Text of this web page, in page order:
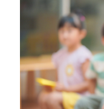
RemoteLOCK
RemoteLOCK
RemoteLOCK
レンタルスペー
店舗
オフィス
取付工事トップ
工事の様子
お役立ち
カスタマ